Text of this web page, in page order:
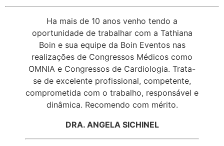
Ha mais de 10 anos venho tendo a
oportunidade de trabalhar com a Tathiana
Boin e sua equipe da Boin Eventos nas
realizações de Congressos Médicos como
OMNIA e Congressos de Cardiologia. Trata-
se de excelente profissional, competente,
comprometida com o trabalho, responsável e
dinâmica. Recomendo com mérito.
DRA. ANGELA SICHINEL